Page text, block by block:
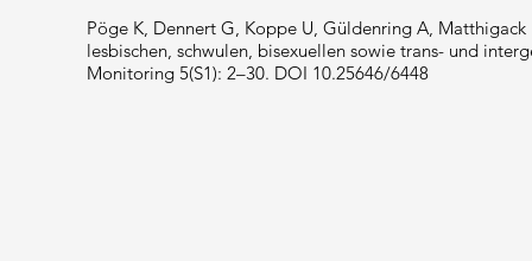
Pöge K, Dennert G, Koppe U, Güldenring A,
lesbischen, schwulen, bisexuellen sowie trans- und
Monitoring 5(S1): 2–30. DOI 10.25646/6448